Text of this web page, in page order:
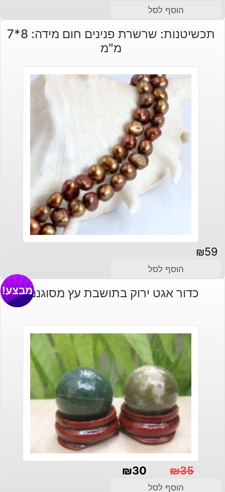
הוסף לסל
תכשיטנות: שרשרת פנינים חום מידה: 8*7
מ"מ
₪59
הוסף לסל
כדור אגט ירוק בתושבת עץ מסוגננתמבצע!
₪35
₪30
הוסף לסל